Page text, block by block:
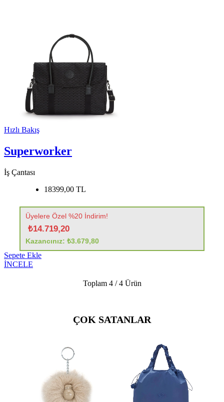
Hızlı Bakış
Superworker
İş Çantası
18399,00 TL
Üyelere Özel %20 İndirim!
₺14.719,20
Kazancınız: ₺3.679,80
Sepete Ekle
İNCELE
Toplam 4 / 4Ürün